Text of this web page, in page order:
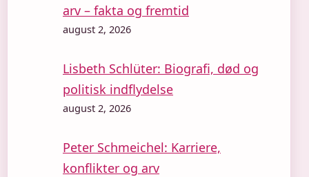
arv – fakta og fremtid
august 2, 2026
Lisbeth Schlüter: Biografi, død og
politisk indflydelse
august 2, 2026
Peter Schmeichel: Karriere,
konflikter og arv